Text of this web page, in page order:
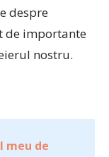
despre
de importante
nostru.
meu de